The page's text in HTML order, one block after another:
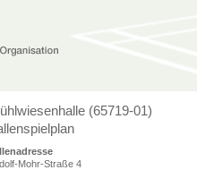
(65719-01)
Mohr-Straße 4